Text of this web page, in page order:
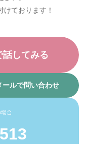
ております！
話してみる
ールで問い合わせ
合